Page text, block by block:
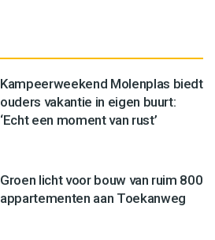
Kampeerweekend Molenplas biedt
ouders vakantie in eigen buurt:
‘Echt een moment van rust’
Groen licht voor bouw van ruim 800
appartementen aan Toekanweg